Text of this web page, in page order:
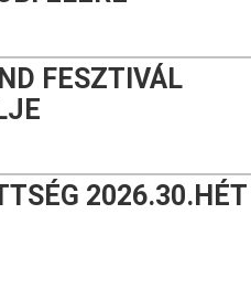
FESZTIVÁL
2026.30.HÉT